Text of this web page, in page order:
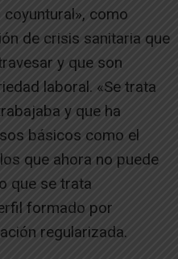
como
de crisis sanitaria que
y que son
laboral. «Se trata
y que ha
básicos como el
que ahora no puede
que se trata
formado por
regularizada.